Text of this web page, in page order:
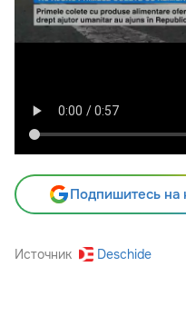
Подпишитесь на
Источник Deschide